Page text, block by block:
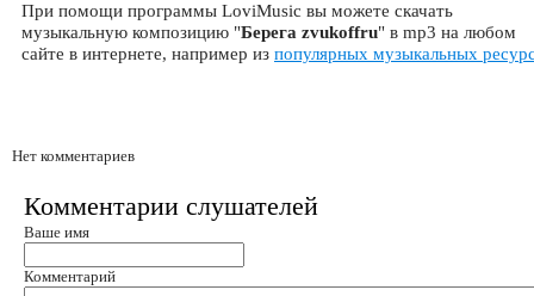
При помощи программы LoviMusic вы можете скачать
музыкальную композицию "Берега zvukoffru" в mp3 на любом
сайте в интернете, например из популярных музыкальных
Нет комментариев
Комментарии слушателей
Ваше имя
Комментарий